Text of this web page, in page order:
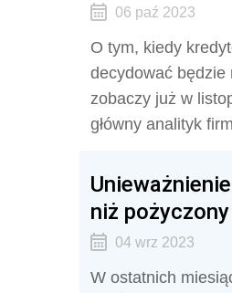
06 paź 2023
O tym, kiedy
decydować będzie
zobaczy już w
główny analityk
niż pożyczony
04 wrz 2023
W ostatnich